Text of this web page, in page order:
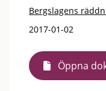
Bergslagens
2017-01-02
Öppna